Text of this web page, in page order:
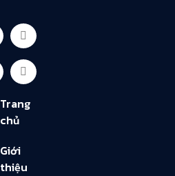
Trang
chủ
Giới
thiệu